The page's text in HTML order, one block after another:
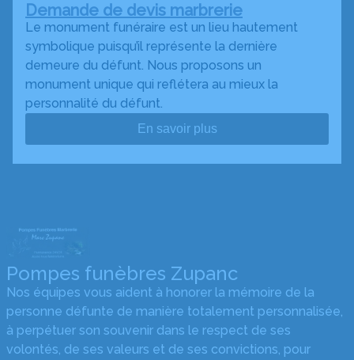
Demande de devis marbrerie
Le monument funéraire est un lieu hautement
symbolique puisqu’il représente la dernière
demeure du défunt. Nous proposons un
monument unique qui reflétera au mieux la
personnalité du défunt.
En savoir plus
Pompes funèbres Zupanc
Nos équipes vous aident à honorer la mémoire de la
personne défunte de manière totalement personnalisée,
à perpétuer son souvenir dans le respect de ses
volontés, de ses valeurs et de ses convictions, pour